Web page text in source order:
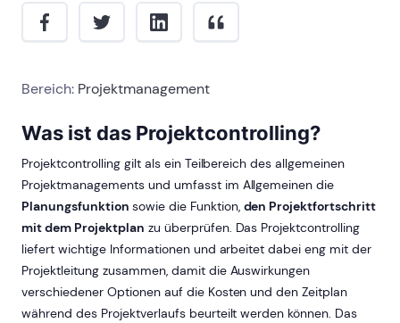
Bereich: Projektmanagement
Was ist das Projektcontrolling?
Projektcontrolling gilt als ein Teilbereich des allgemeinen
Projektmanagements und umfasst im Allgemeinen die
Planungsfunktion sowie die Funktion, den Projektfortschritt
mit dem Projektplan zu überprüfen. Das Projektcontrolling
liefert wichtige Informationen und arbeitet dabei eng mit der
Projektleitung zusammen, damit die Auswirkungen
verschiedener Optionen auf die Kosten und den Zeitplan
während des Projektverlaufs beurteilt werden können. Das